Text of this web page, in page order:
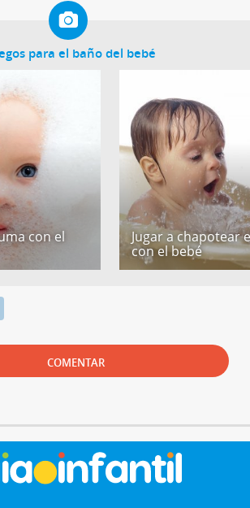
para el baño del bebé
con el
Jugar a chapotear
con el bebé
COMENTAR